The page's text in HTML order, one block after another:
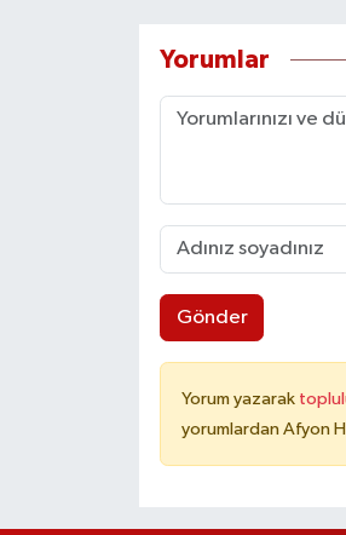
Yorumlar
Gönder
Yorum yazarak
yorumlardan Afyon